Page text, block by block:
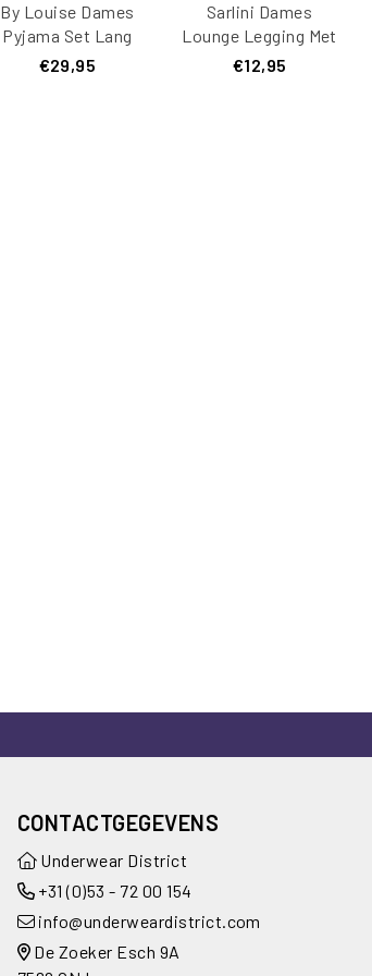
By Louise Dames
Pyjama Set Lang
Katoen Roze /
€29,95
Sarlini Dames
Lounge Legging Met
Fleece Voering
€12,95
CONTACTGEGEVENS
Underwear District
+31 (0)53 - 72 00 154
info@underweardistrict.com
De Zoeker Esch 9A